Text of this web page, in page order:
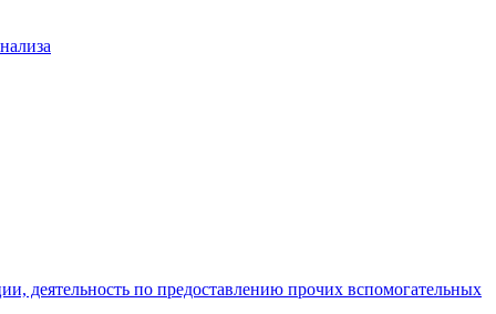
деятельность по предоставлению прочих вспомогательных